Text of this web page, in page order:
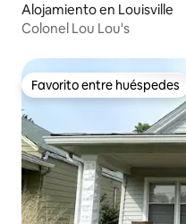
Alojamiento en Louisville
Colonel Lou Lou's
Favorito entre huéspedes
Favorito entre huéspedes